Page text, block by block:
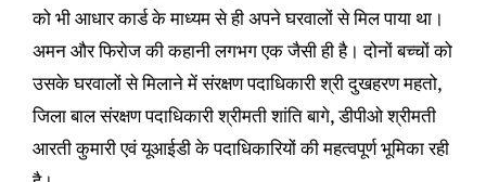
को भी आधार कार्ड के माध्यम से ही अपने घरवालों से मिल पाया था।
अमन और फिरोज की कहानी लगभग एक जैसी ही है। दोनों बच्चों को
उसके घरवालों से मिलाने में संरक्षण पदाधिकारी श्री दुखहरण महतो,
जिला बाल संरक्षण पदाधिकारी श्रीमती शांति बागे, डीपीओ श्रीमती
आरती कुमारी एवं यूआईडी के पदाधिकारियों की महत्वपूर्ण भूमिका रही